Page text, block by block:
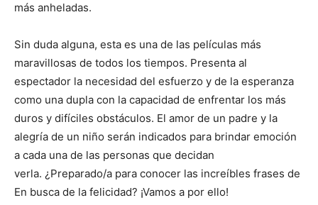
más anheladas.
Sin duda alguna, esta es una de las películas más
maravillosas de todos los tiempos. Presenta al
espectador la necesidad del esfuerzo y de la esperanza
como una dupla con la capacidad de enfrentar los más
duros y difíciles obstáculos. El amor de un padre y la
alegría de un niño serán indicados para brindar emoción
a cada una de las personas que decidan
verla. ¿Preparado/a para conocer las increíbles frases de
En busca de la felicidad? ¡Vamos a por ello!